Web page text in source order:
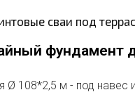
фундамент
Ø 108*2,5 м - под навес